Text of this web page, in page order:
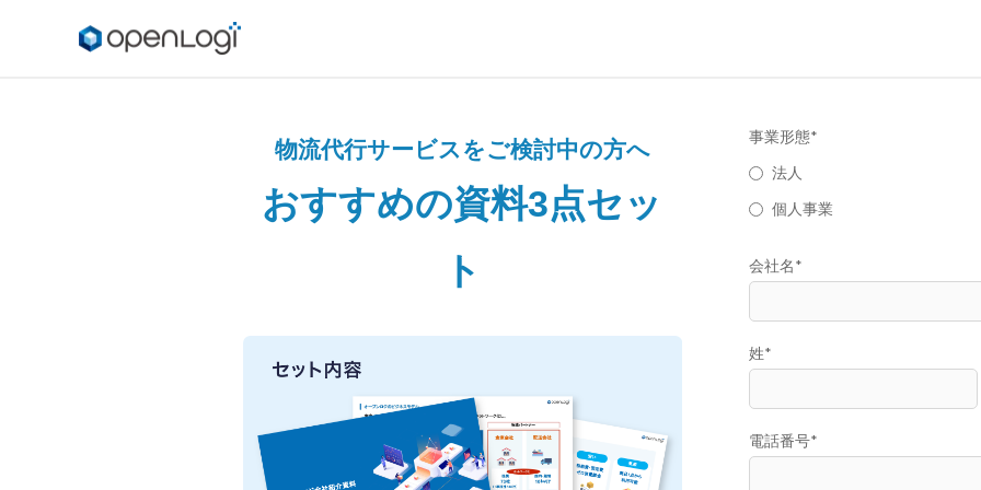
物流代行サービスをご検討中の方へ
おすすめの資料3点セッ
ト
事業形態*
法人
個人事業
会社名*
姓*
電話番号*